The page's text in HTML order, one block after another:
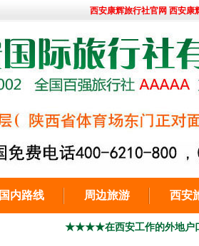
西安康辉旅行社官网 西安康
国内路线 周边旅游 西安
★★★★在西安工作的外地户口人西安